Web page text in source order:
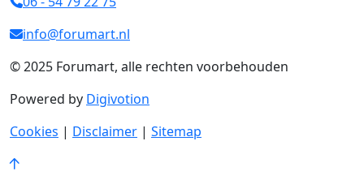
info@forumart.nl
© 2025 Forumart, alle rechten voorbehouden
Powered by Digivotion
Cookies | Disclaimer | Sitemap